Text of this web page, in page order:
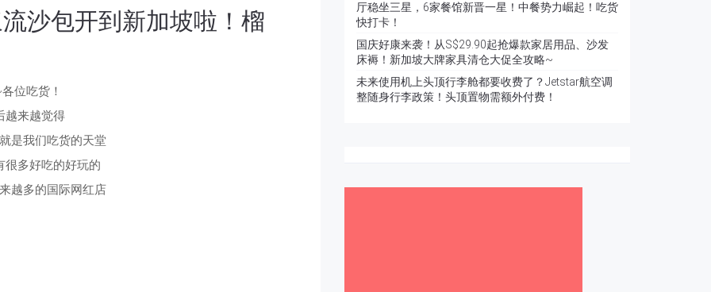
沙包开到新加坡啦！榴
位吃货！
越来越觉得
是我们吃货的天堂
很多好吃的好玩的
越多的国际网红店
厅稳坐三星，6家餐馆新晋一星！中餐势力崛起！吃货
快打卡！
国庆好康来袭！从S$29.90起抢爆款家居用品、沙发
床褥！新加坡大牌家具清仓大促全攻略~
未来使用机上头顶行李舱都要收费了？Jetstar航空调
整随身行李政策！头顶置物需额外付费！